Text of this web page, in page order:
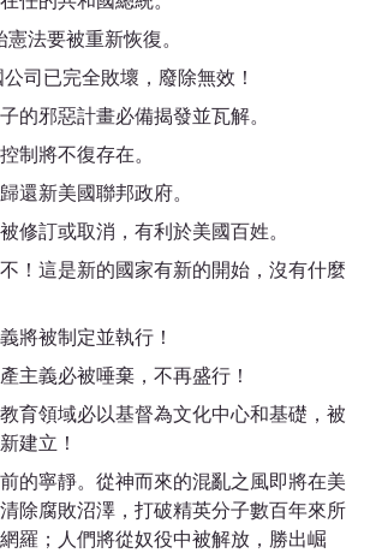
法要被重新恢復。
司已完全敗壞，廢除無效！
的邪惡計畫必備揭發並瓦解。
制將不復存在。
還新美國聯邦政府。
修訂或取消，有利於美國百姓。
！這是新的國家有新的開始，沒有什麼
將被制定並執行！
主義必被唾棄，不再盛行！
育領域必以基督為文化中心和基礎，被
建立！
的寧靜。從神而來的混亂之風即將在美
除腐敗沼澤，打破精英分子數百年來所
羅；人們將從奴役中被解放，勝出崛